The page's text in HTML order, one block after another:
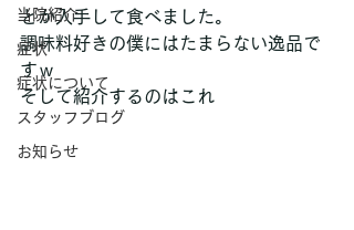
当院紹介
症状
症状について
スタッフブログ
お知らせ
とか入手して食べました。
調味料好きの僕にはたまらない逸品で
すｗ
そして紹介するのはこれ